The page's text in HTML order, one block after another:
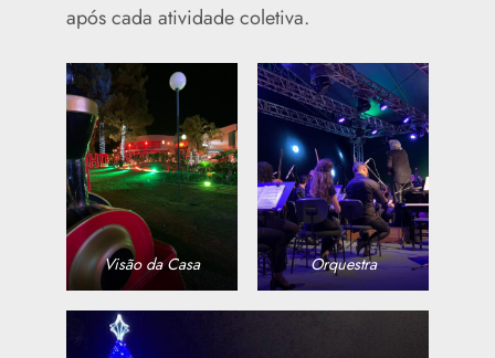
após cada atividade coletiva.
Visão da Casa Orquestra